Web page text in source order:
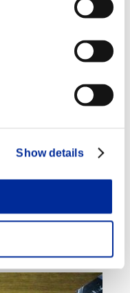
Show details